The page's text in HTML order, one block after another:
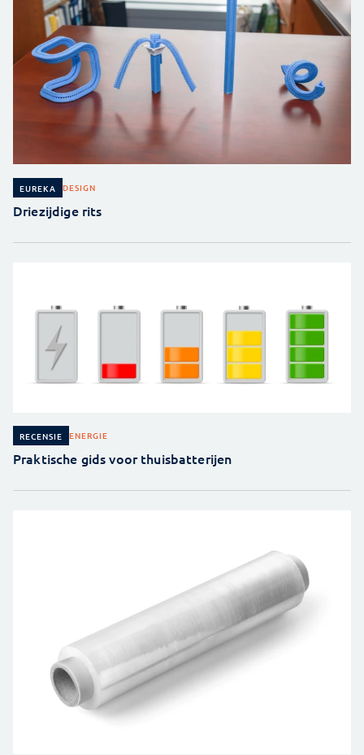
EUREKA DESIGN
Driezijdige rits
RECENSIE ENERGIE
Praktische gids voor thuisbatterijen